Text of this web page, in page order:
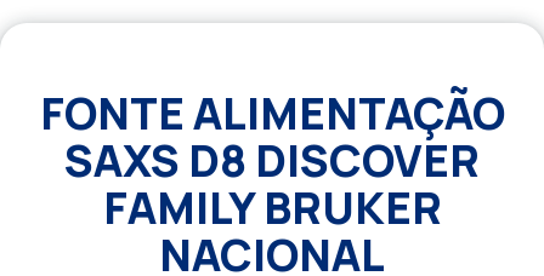
FONTE ALIMENTAÇÃO
SAXS D8 DISCOVER
FAMILY BRUKER
NACIONAL